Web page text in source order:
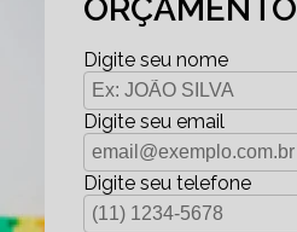
ORÇAMENTO
Digite seu nome
Digite seu email
Digite seu telefone